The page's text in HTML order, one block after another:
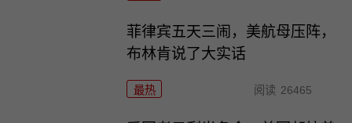
菲律宾五天三闹，美航母压阵，
布林肯说了大实话
最热 阅读 26465